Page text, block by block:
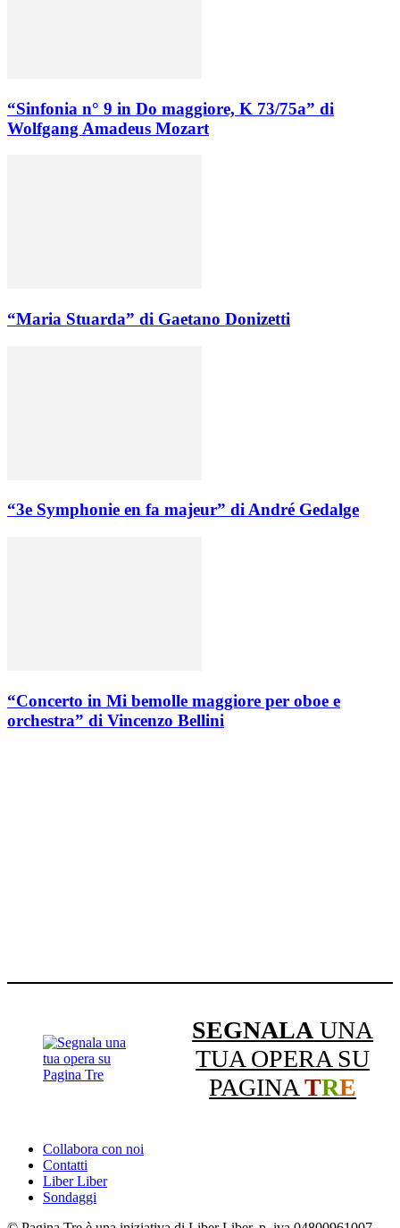
“Sinfonia n° 9 in Do maggiore, K 73/75a” di
Wolfgang Amadeus Mozart
“Maria Stuarda” di Gaetano Donizetti
“3e Symphonie en fa majeur” di André Gedalge
“Concerto in Mi bemolle maggiore per oboe e
orchestra” di Vincenzo Bellini
SEGNALA UNA
TUA OPERA SU
PAGINATRE
Collabora con noi
Contatti
Liber Liber
Sondaggi